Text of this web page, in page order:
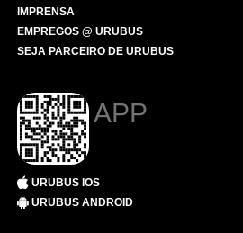
IMPRENSA
EMPREGOS @ URUBUS
SEJA PARCEIRO DE URUBUS
APP
URUBUS IOS
URUBUS ANDROID